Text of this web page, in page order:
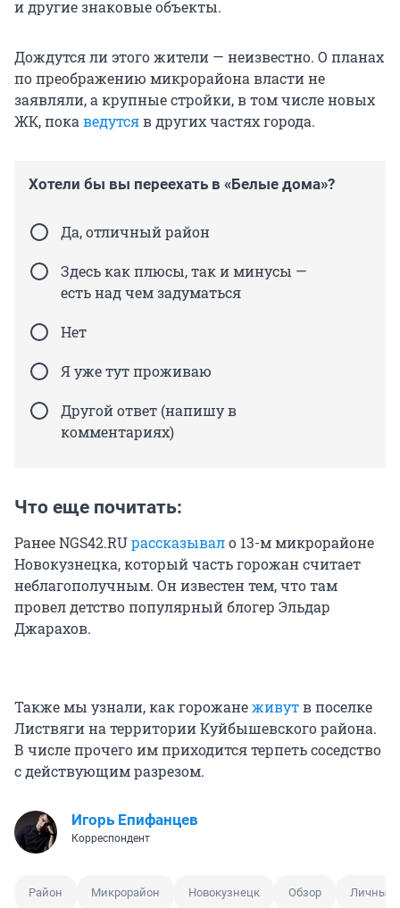
и другие знаковые объекты.
Дождутся ли этого жители — неизвестно. О планах
по преображению микрорайона власти не
заявляли, а крупные стройки, в том числе новых
ЖК, пока ведутсяв других частях города.
Хотели бы вы переехать в «Белые дома»?
Да, отличный район
Здесь как плюсы, так и минусы —
есть над чем задуматься
Нет
Я уже тут проживаю
Другой ответ (напишу в
комментариях)
Что еще почитать:
Ранее NGS42.RUрассказывало 13-м микрорайоне
Новокузнецка, который часть горожан считает
неблагополучным. Он известен тем, что там
провел детство популярный блогер Эльдар
Джарахов.
Также мы узнали, как горожанеживутв поселке
Листвяги на территории Куйбышевского района.
В числе прочего им приходится терпеть соседство
с действующим разрезом.
Игорь Епифанцев
Корреспондент
Район Микрорайон Новокузнецк Обзор Личный